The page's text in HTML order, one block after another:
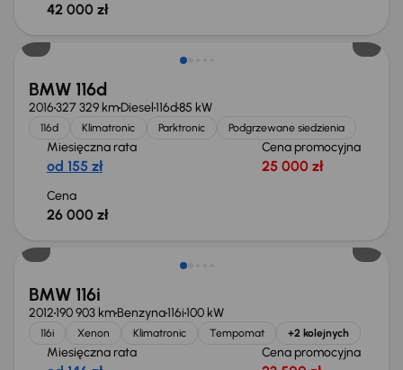
42 000 zł
BMW 116d
2016327 329 kmDiesel116d85 kW
116d Klimatronic Parktronic Podgrzewane siedzienia
Miesięczna rata
od 155 zł
Cena promocyjna
25 000 zł
Cena
26 000 zł
Taniej o 500 zł
BMW 116i
2012190 903 kmBenzyna116i100 kW
116i Xenon Klimatronic Tempomat +2 kolejnych
Miesięczna rata Cena promocyjna